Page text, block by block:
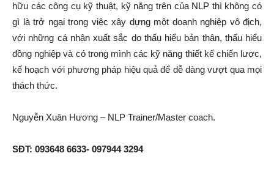
hữu các công cụ kỹ thuật, kỹ năng trên của NLP thì không có
gì là trở ngại trong việc xây dựng một doanh nghiệp vô địch,
với những cá nhân xuất sắc do thấu hiểu bản thân, thấu hiểu
đồng nghiệp và có trong mình các kỹ năng thiết kế chiến lược,
kế hoạch với phương pháp hiệu quả để dễ dàng vượt qua mọi
thách thức.
Nguyễn Xuân Hương – NLP Trainer/Master coach.
SĐT: 093648 6633- 097944 3294